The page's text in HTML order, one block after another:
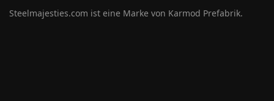
Steelmajesties.com ist eine Marke von Karmod Prefabrik.